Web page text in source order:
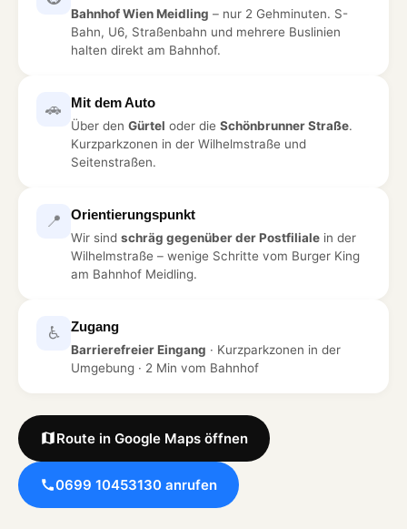
Bahnhof Wien Meidling – nur 2 Gehminuten. S-
Bahn, U6, Straßenbahn und mehrere Buslinien
halten direkt am Bahnhof.
🚗 Mit dem Auto
Über den Gürtel oder die Schönbrunner Straße.
Kurzparkzonen in der Wilhelmstraße und
Seitenstraßen.
📍 Orientierungspunkt
Wir sind schräg gegenüber der Postfiliale in der
Wilhelmstraße – wenige Schritte vom Burger King
am Bahnhof Meidling.
♿ Zugang
Barrierefreier Eingang · Kurzparkzonen in der
Umgebung · 2 Min vom Bahnhof
Route in Google Maps öffnen
0699 10453130 anrufen